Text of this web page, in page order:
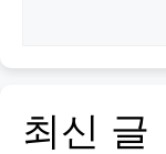
최신 글